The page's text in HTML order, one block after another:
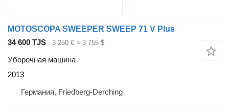
MOTOSCOPA SWEEPER SWEEP 71 V Plus
34 600 TJS
3 250 € ≈ 3 755 $
Уборочная машина
2013
Германия, Friedberg-Derching